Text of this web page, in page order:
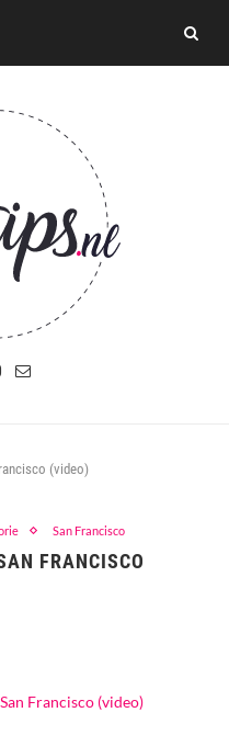
(video)
San Francisco
FRANCISCO